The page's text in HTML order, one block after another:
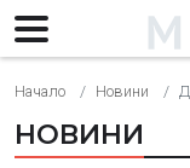
Начало Новини
НОВИНИ